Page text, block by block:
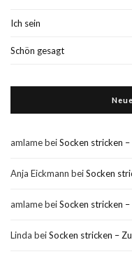
Ich sein
Schön gesagt
amlamebeiSocken stricken
Anja Eickmann beiSocken
amlamebeiSocken stricken
Linda beiSocken stricken –